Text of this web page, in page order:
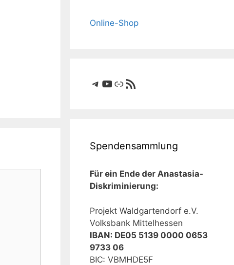
Online-Shop
Telegram
YouTube
LinkRSS-Feed
Spendensammlung
Für ein Ende der Anastasia-
Diskriminierung:
Projekt Waldgartendorf e.V.
Volksbank Mittelhessen
IBAN: DE05 5139 0000 0653
9733 06
BIC: VBMHDE5F